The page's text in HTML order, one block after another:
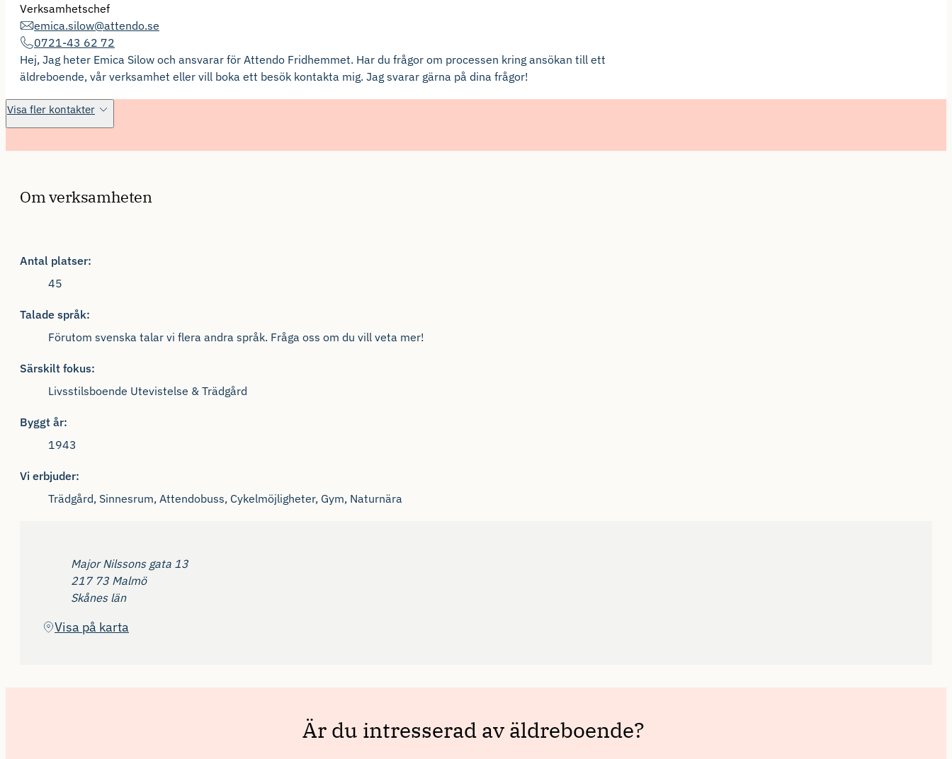
Verksamhetschef
emica.silow@attendo.se
0721-43 62 72
Hej, Jag heter Emica Silow och ansvarar för Attendo Fridhemmet. Har du frågor om processen kring ansökan till ett
äldreboende, vår verksamhet eller vill boka ett besök kontakta mig. Jag svarar gärna på dina frågor!
Visa fler kontakter
Om verksamheten
Antal platser:
45
Talade språk:
Förutom svenska talar vi flera andra språk. Fråga oss om du vill veta mer!
Särskilt fokus:
Livsstilsboende Utevistelse & Trädgård
Byggt år:
1943
Vi erbjuder:
Trädgård, Sinnesrum, Attendobuss, Cykelmöjligheter, Gym, Naturnära
AdressMajor Nilssons gata 13
217 73 Malmö
Skånes län
Visa på karta